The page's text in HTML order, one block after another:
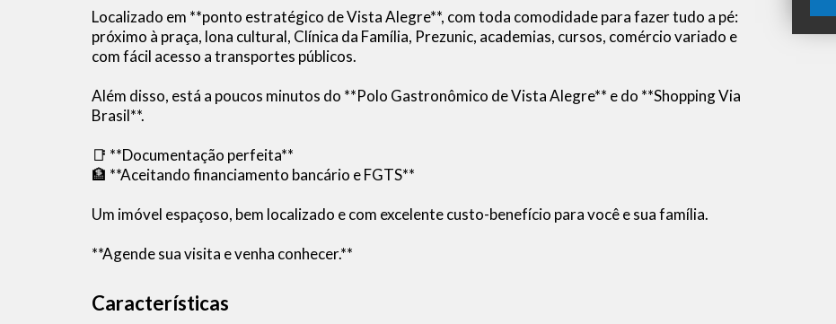
Localizado em **ponto estratégico de Vista Alegre**, com toda comodidade para fazer tudo a pé:
próximo à praça, lona cultural, Clínica da Família, Prezunic, academias, cursos, comércio variado e
com fácil acesso a transportes públicos.
Além disso, está a poucos minutos do **Polo Gastronômico de Vista Alegre** e do **Shopping Via
Brasil**.
📑 **Documentação perfeita**
🏦 **Aceitando financiamento bancário e FGTS**
Um imóvel espaçoso, bem localizado e com excelente custo-benefício para você e sua família.
**Agende sua visita e venha conhecer.**
Características